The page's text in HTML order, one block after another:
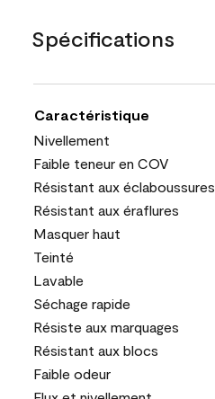
Spécifications
Caractéristique
Nivellement
Faible teneur en COV
Résistant aux éclaboussures
Résistant aux éraflures
Masquer haut
Teinté
Lavable
Séchage rapide
Résiste aux marquages
Résistant aux blocs
Faible odeur